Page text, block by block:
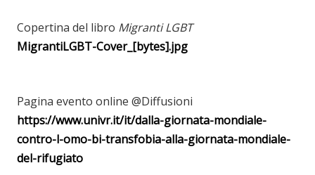
Copertina del libro Migranti LGBT
MigrantiLGBT-Cover_[bytes].jpg
Pagina evento online @Diffusioni
https://www.univr.it/it/dalla-giornata-mondiale-
contro-l-omo-bi-transfobia-alla-giornata-mondiale-
del-rifugiato